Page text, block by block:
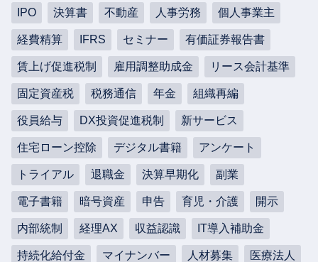
IPO 決算書 不動産 人事労務 個人事業主
経費精算 IFRS セミナー 有価証券報告書
賃上げ促進税制 雇用調整助成金 リース会計基準
固定資産税 税務通信 年金 組織再編
役員給与 DX投資促進税制 新サービス
住宅ローン控除 デジタル書籍 アンケート
トライアル 退職金 決算早期化 副業
電子書籍 暗号資産 申告 育児・介護 開示
内部統制 経理AX 収益認識 IT導入補助金
持続化給付金 マイナンバー 人材募集 医療法人